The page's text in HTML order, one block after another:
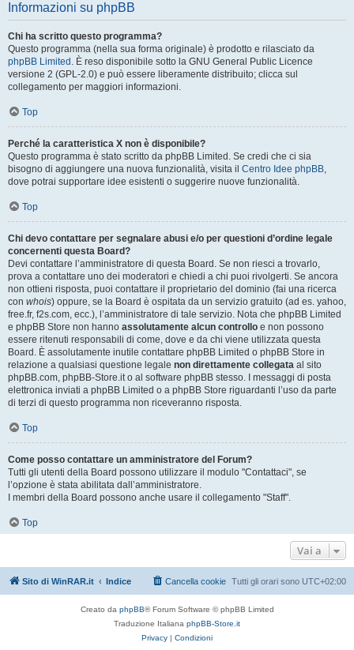
Informazioni su phpBB
Chi ha scritto questo programma?
Questo programma (nella sua forma originale) è prodotto e rilasciato da
phpBB Limited . È reso disponibile sotto la GNU General Public Licence
versione 2 (GPL-2.0) e può essere liberamente distribuito; clicca sul
collegamento per maggiori informazioni.
Top
Perché la caratteristica X non è disponibile?
Questo programma è stato scritto da phpBB Limited. Se credi che ci sia
bisogno di aggiungere una nuova funzionalità, visita il Centro Idee phpBB,
dove potrai supportare idee esistenti o suggerire nuove funzionalità.
Top
Chi devo contattare per segnalare abusi e/o per questioni d’ordine legale
concernenti questa Board?
Devi contattare l’amministratore di questa Board. Se non riesci a trovarlo,
prova a contattare uno dei moderatori e chiedi a chi puoi rivolgerti. Se ancora
non ottieni risposta, puoi contattare il proprietario del dominio (fai una ricerca
con whois) oppure, se la Board è ospitata da un servizio gratuito (ad es. yahoo,
free.fr, f2s.com, ecc.), l’amministratore di tale servizio. Nota che phpBB Limited
e phpBB Store non hanno assolutamente alcun controllo e non possono
essere ritenuti responsabili di come, dove e da chi viene utilizzata questa
Board. È assolutamente inutile contattare phpBB Limited o phpBB Store in
relazione a qualsiasi questione legale non direttamente collegata al sito
phpBB.com, phpBB-Store.it o al software phpBB stesso. I messaggi di posta
elettronica inviati a phpBB Limited o a phpBB Store riguardanti l’uso da parte
di terzi di questo programma non riceveranno risposta.
Top
Come posso contattare un amministratore del Forum?
Tutti gli utenti della Board possono utilizzare il modulo "Contattaci", se
l’opzione è stata abilitata dall’amministratore.
I membri della Board possono anche usare il collegamento "Staff".
Top
Vai a
Sito di WinRAR.it Indice Tutti gli orari sono UTC+02:00
Cancella cookie
Creato da phpBB® Forum Software © phpBB Limited
Traduzione Italiana phpBB-Store.it
Privacy | Condizioni